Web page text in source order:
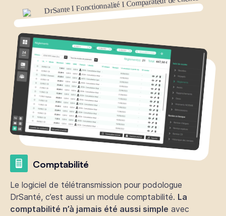
Comptabilité
Le logiciel de télétransmission pour podologue
DrSanté, c’est aussi un module comptabilité. La
comptabilité n’à jamais été aussi simple avec